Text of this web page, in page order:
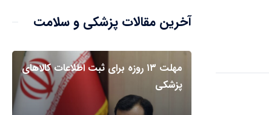
آخرین مقالات پزشکی و سلامت
مهلت ۱۳ روزه برای ثبت اطلاعات کالاهای
پزشکی